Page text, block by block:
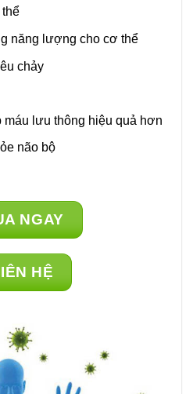
năng lượng cho cơ thể
chảy
máu lưu thông hiệu quả hơn
não bộ
NGAY
HỆ